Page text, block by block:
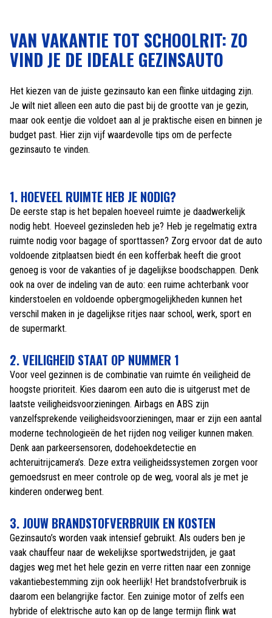
VAN VAKANTIE TOT SCHOOLRIT: ZO
VIND JE DE IDEALE GEZINSAUTO
Het kiezen van de juiste gezinsauto kan een flinke uitdaging zijn.
Je wilt niet alleen een auto die past bij de grootte van je gezin,
maar ook eentje die voldoet aan al je praktische eisen en binnen je
budget past. Hier zijn vijf waardevolle tips om de perfecte
gezinsauto te vinden.
1. HOEVEEL RUIMTE HEB JE NODIG?
De eerste stap is het bepalen hoeveel ruimte je daadwerkelijk
nodig hebt. Hoeveel gezinsleden heb je? Heb je regelmatig extra
ruimte nodig voor bagage of sporttassen? Zorg ervoor dat de auto
voldoende zitplaatsen biedt én een kofferbak heeft die groot
genoeg is voor de vakanties of je dagelijkse boodschappen. Denk
ook na over de indeling van de auto: een ruime achterbank voor
kinderstoelen en voldoende opbergmogelijkheden kunnen het
verschil maken in je dagelijkse ritjes naar school, werk, sport en
de supermarkt.
2. VEILIGHEID STAAT OP NUMMER 1
Voor veel gezinnen is de combinatie van ruimte én veiligheid de
hoogste prioriteit. Kies daarom een auto die is uitgerust met de
laatste veiligheidsvoorzieningen. Airbags en ABS zijn
vanzelfsprekende veiligheidsvoorzieningen, maar er zijn een aantal
moderne technologieën de het rijden nog veiliger kunnen maken.
Denk aan parkeersensoren, dodehoekdetectie en
achteruitrijcamera’s. Deze extra veiligheidssystemen zorgen voor
gemoedsrust en meer controle op de weg, vooral als je met je
kinderen onderweg bent.
3. JOUW BRANDSTOFVERBRUIK EN KOSTEN
Gezinsauto’s worden vaak intensief gebruikt. Als ouders ben je
vaak chauffeur naar de wekelijkse sportwedstrijden, je gaat
dagjes weg met het hele gezin en verre ritten naar een zonnige
vakantiebestemming zijn ook heerlijk! Het brandstofverbruik is
daarom een belangrijke factor. Een zuinige motor of zelfs een
hybride of elektrische auto kan op de lange termijn flink wat